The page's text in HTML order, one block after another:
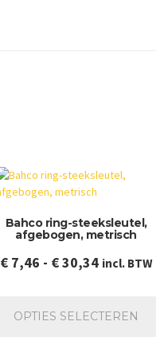
Bahco ring-steeksleutel,
afgebogen, metrisch
€ 7,46 - €30,34
€ 30,34
incl. BTW
OPTIES SELECTEREN